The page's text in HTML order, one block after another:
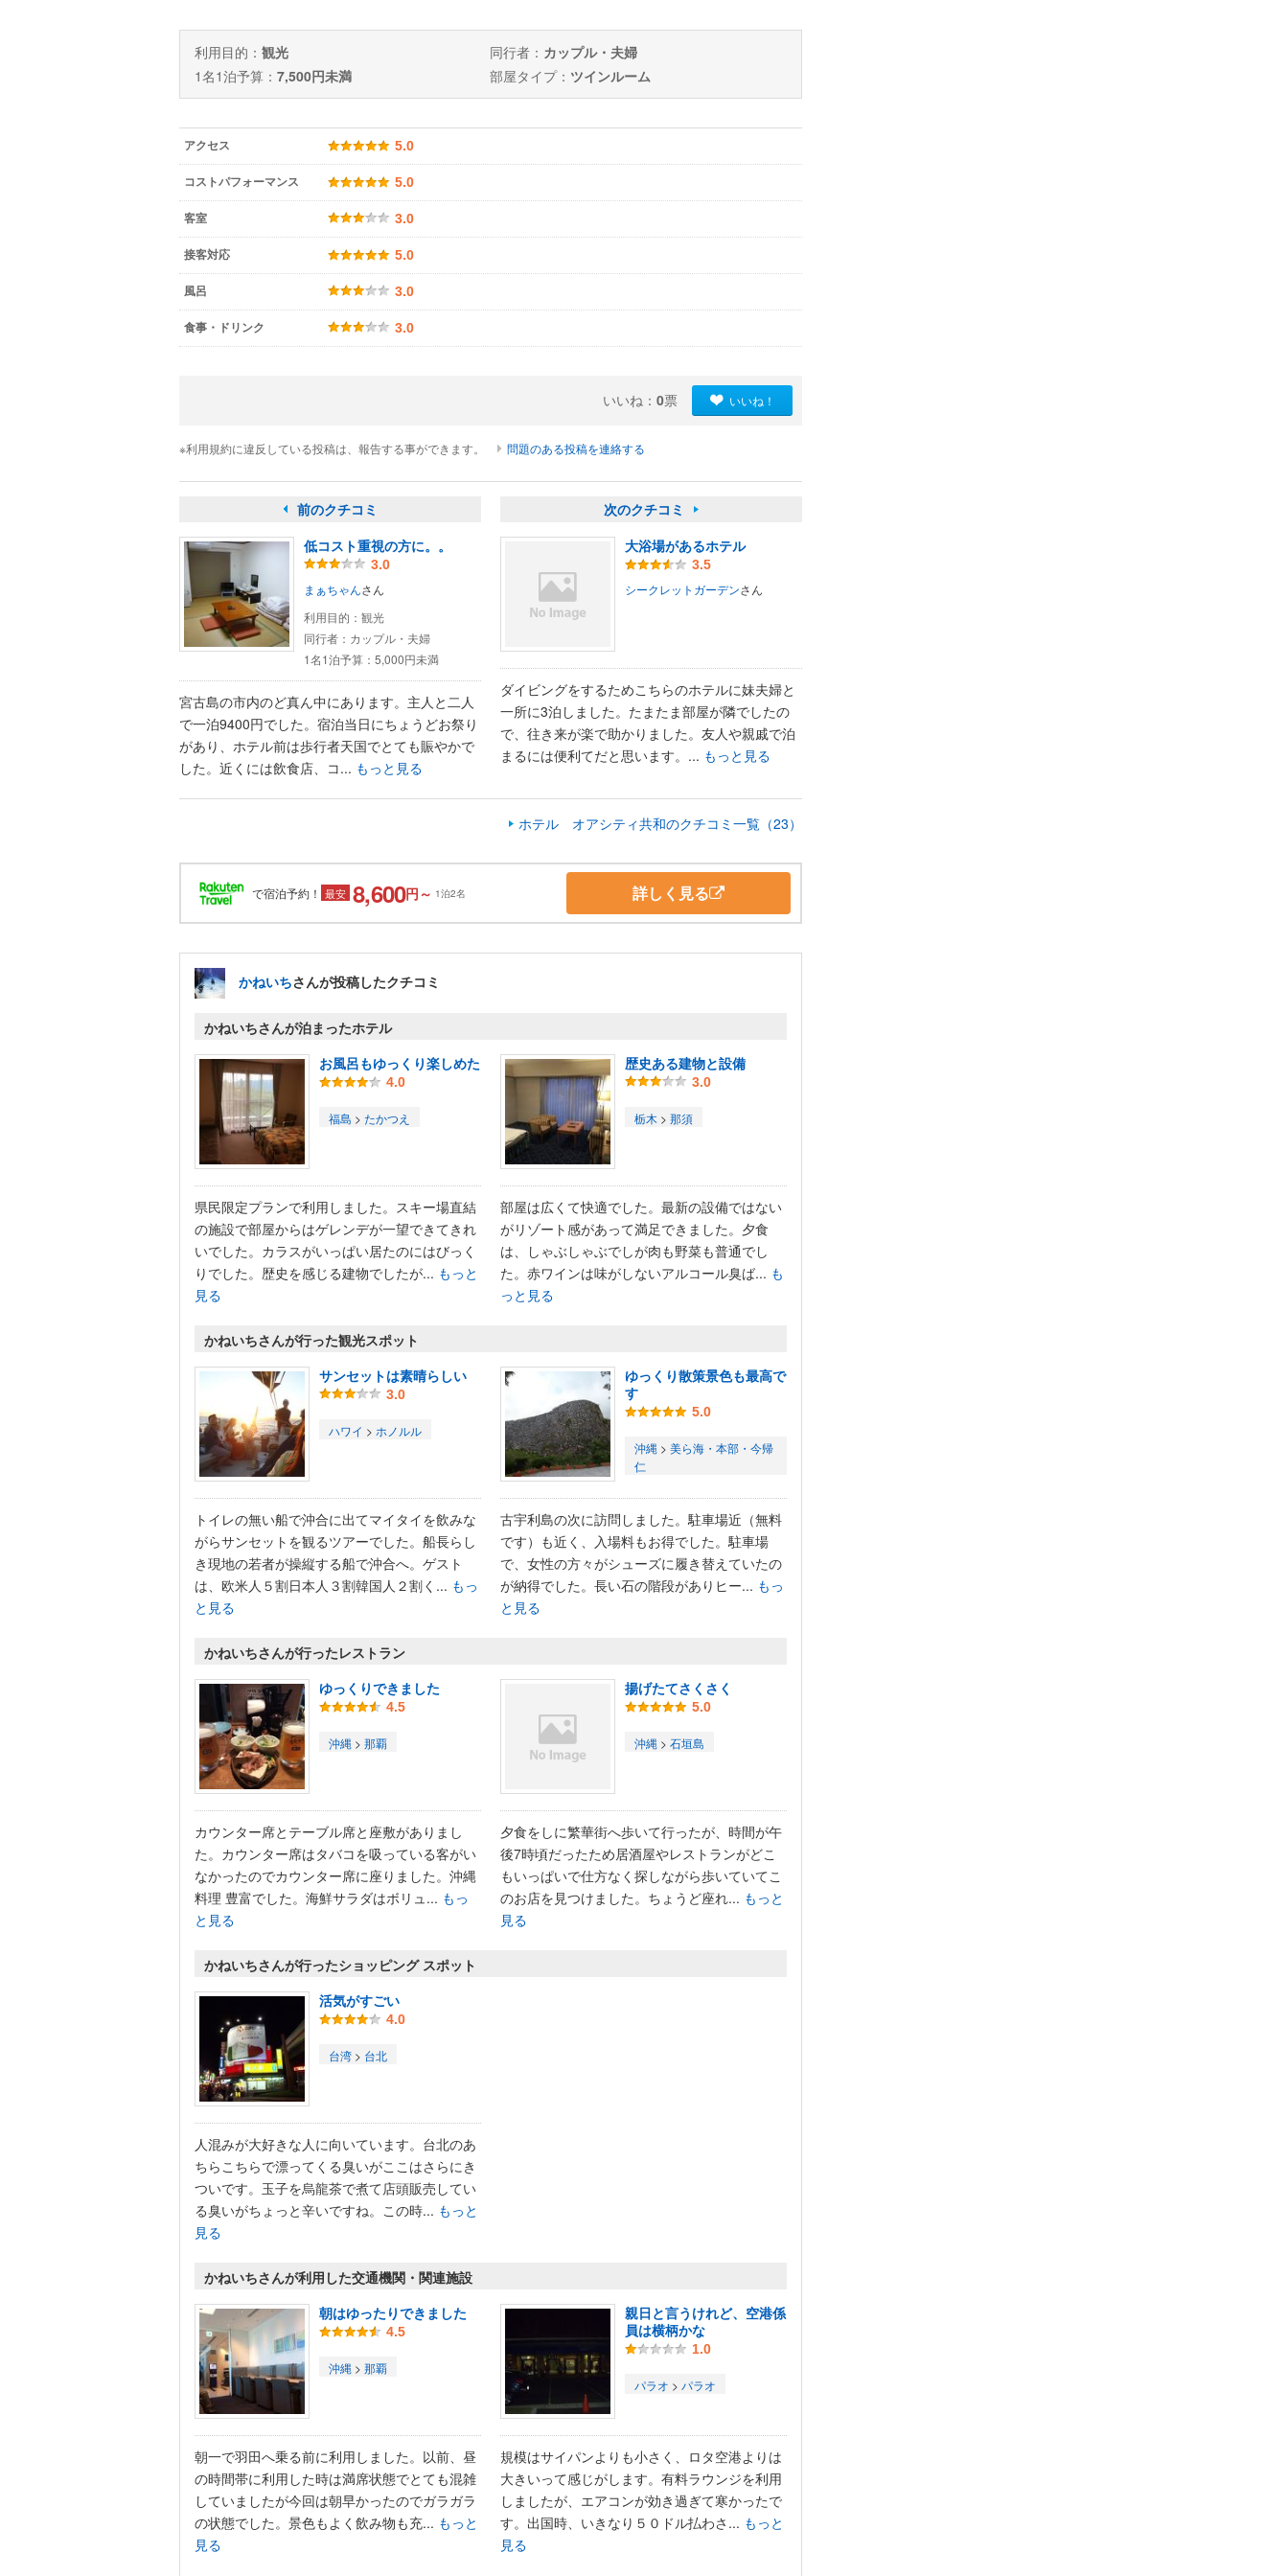
利用目的： 観光 同行者： カップル・夫婦
1名1泊予算： 7,500円未満 部屋タイプ： ツインルーム
アクセス 5.0
コストパフォーマンス 5.0
客室 3.0
接客対応 5.0
風呂 3.0
食事・ドリンク 3.0
いいね： 0票 いいね！
※利用規約に違反している投稿は、報告する事ができます。 問題のある投稿を連絡する
前のクチコミ
低コスト重視の方に。。
3.0
まぁちゃんさん
利用目的： 観光
同行者： カップル・夫婦
1名1泊予算： 5,000円未満
宮古島の市内のど真ん中にあります。主人と二人
で一泊9400円でした。宿泊当日にちょうどお祭り
があり、ホテル前は歩行者天国でとても賑やかで
した。近くには飲食店、コ... もっと見る
次のクチコミ
大浴場があるホテル
3.5
シークレットガーデンさん
ダイビングをするためこちらのホテルに妹夫婦と
一所に3泊しました。たまたま部屋が隣でしたの
で、往き来が楽で助かりました。友人や親戚で泊
まるには便利てだと思います。... もっと見る
ホテル オアシティ共和のクチコミ一覧（23）
で宿泊予約！ 最安 8,600円～ 1泊2名 詳しく見る
かねいちさんが投稿したクチコミ
かねいちさんが泊まったホテル
お風呂もゆっくり楽しめた
4.0
福島 > たかつえ
県民限定プランで利用しました。スキー場直結
の施設で部屋からはゲレンデが一望できてきれ
いでした。カラスがいっぱい居たのにはびっく
りでした。歴史を感じる建物でしたが... もっと
見る
歴史ある建物と設備
3.0
栃木 > 那須
部屋は広くて快適でした。最新の設備ではない
がリゾート感があって満足できました。夕食
は、しゃぶしゃぶでしが肉も野菜も普通でし
た。赤ワインは味がしないアルコール臭ば... も
っと見る
かねいちさんが行った観光スポット
サンセットは素晴らしい
3.0
ハワイ > ホノルル
トイレの無い船で沖合に出てマイタイを飲みな
がらサンセットを観るツアーでした。船長らし
き現地の若者が操縦する船で沖合へ。ゲスト
は、欧米人５割日本人３割韓国人２割く... もっ
と見る
ゆっくり散策景色も最高で
す
5.0
沖縄 > 美ら海・本部・今帰
仁
古宇利島の次に訪問しました。駐車場近（無料
です）も近く、入場料もお得でした。駐車場
で、女性の方々がシューズに履き替えていたの
が納得でした。長い石の階段がありヒー... もっ
と見る
かねいちさんが行ったレストラン
ゆっくりできました
4.5
沖縄 > 那覇
カウンター席とテーブル席と座敷がありまし
た。カウンター席はタバコを吸っている客がい
なかったのでカウンター席に座りました。沖縄
料理 豊富でした。海鮮サラダはボリュ... もっ
と見る
揚げたてさくさく
5.0
沖縄 > 石垣島
夕食をしに繁華街へ歩いて行ったが、時間が午
後7時頃だったため居酒屋やレストランがどこ
もいっぱいで仕方なく探しながら歩いていてこ
のお店を見つけました。ちょうど座れ... もっと
見る
かねいちさんが行ったショッピング スポット
活気がすごい
4.0
台湾 > 台北
人混みが大好きな人に向いています。台北のあ
ちらこちらで漂ってくる臭いがここはさらにき
ついです。玉子を烏龍茶で煮て店頭販売してい
る臭いがちょっと辛いですね。この時... もっと
見る
かねいちさんが利用した交通機関・関連施設
朝はゆったりできました
4.5
沖縄 > 那覇
朝一で羽田へ乗る前に利用しました。以前、昼
の時間帯に利用した時は満席状態でとても混雑
していましたが今回は朝早かったのでガラガラ
の状態でした。景色もよく飲み物も充... もっと
見る
親日と言うけれど、空港係
員は横柄かな
1.0
パラオ > パラオ
規模はサイパンよりも小さく、ロタ空港よりは
大きいって感じがします。有料ラウンジを利用
しましたが、エアコンが効き過ぎて寒かったで
す。出国時、いきなり５０ドル払わさ... もっと
見る